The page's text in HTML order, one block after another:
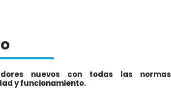
nuevos con todas las normas
y funcionamiento.